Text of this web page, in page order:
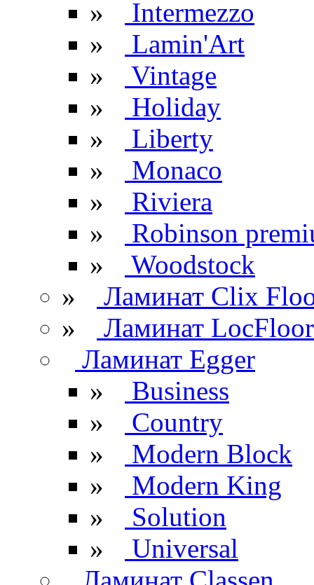
»
Intermezzo
»
Lamin'Art
»
Vintage
»
Holiday
»
Liberty
»
Monaco
»
Riviera
»
Robinson
»
Woodstock
»
Ламинат Clix
»
Ламинат LocFloor
Ламинат Egger
»
Business
»
Country
»
Modern Block
»
Modern King
»
Solution
»
Universal